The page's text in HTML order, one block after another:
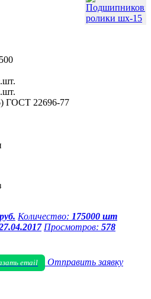
ГОСТ 22696-77
Количество: 175000 шт
Просмотров: 578
email
Отправить заявку